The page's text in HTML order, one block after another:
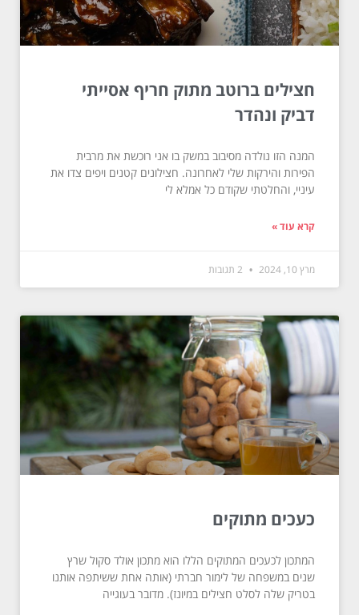
חצילים ברוטב מתוק חריף אסייתי
דביק ונהדר
המנה הזו נולדה מסיבוב במשק בו אני רוכשת את מרבית
הפירות והירקות שלי לאחרונה. חצילונים קטנים ויפים צדו את
עיניי, והחלטתי שקודם כל אמלא לי
קרא עוד »
מרץ 10, 2024
כעכים מתוקים
המתכון לכעכים המתוקים הללו הוא מתכון אולד סקול שרץ
שנים במשפחה של לימור חברתי (אותה אחת ששיתפה אותנו
בטריק שלה לסלט חצילים במיונז). מדובר בעוגייה